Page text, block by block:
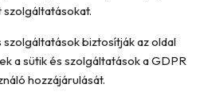
szolgáltatások biztosítják az oldal
a sütik és szolgáltatások a GDPR
hozzájárulását.